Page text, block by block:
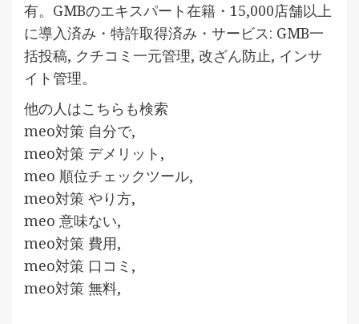
有。GMBのエキスパート在籍・15,000店舗以上
に導入済み・特許取得済み・サービス: GMB一
括投稿, クチコミ一元管理, 改ざん防止, インサ
イト管理。
他の人はこちらも検索
meo対策 自分で,
meo対策 デメリット,
meo 順位チェックツール,
meo対策 やり方,
meo 意味ない,
meo対策 費用,
meo対策 口コミ,
meo対策 無料,